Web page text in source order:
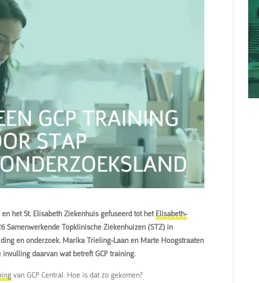
het St. Elisabeth Ziekenhuis gefuseerd tot het Elisabeth-
Samenwerkende Topklinische Ziekenhuizen (STZ) in
en onderzoek. Marika Trieling-Laan en Marte Hoogstraaten
daarvan wat betreft GCP training.
van GCP Central. Hoe is dat zo gekomen?